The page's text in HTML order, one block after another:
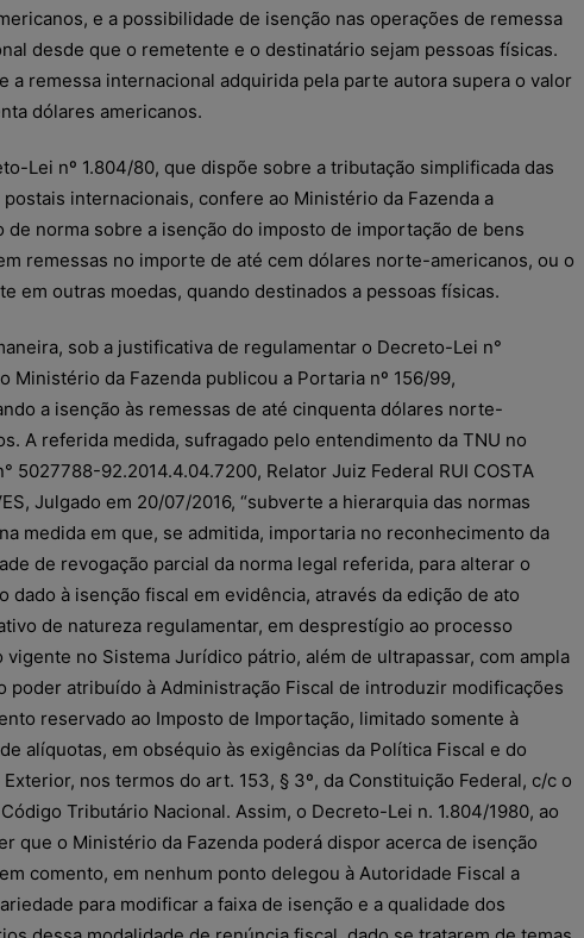
e a possibilidade de isenção nas operações de remessa
desde que o remetente e o destinatário sejam pessoas físicas.
a remessa internacional adquirida pela parte autora supera o valor
dólares americanos.
Lei nº 1.804/80, que dispõe sobre a tributação simplificada das
postais internacionais, confere ao Ministério da Fazenda a
de norma sobre a isenção do imposto de importação de bens
remessas no importe de até cem dólares norte-americanos, ou o
em outras moedas, quando destinados a pessoas físicas.
sob a justificativa de regulamentar o Decreto-Lei n°
Ministério da Fazenda publicou a Portaria nº 156/99,
a isenção às remessas de até cinquenta dólares norte-
A referida medida, sufragado pelo entendimento da TNU no
5027788-92.2014.4.04.7200, Relator Juiz Federal RUI COSTA
Julgado em 20/07/2016, “subverte a hierarquia das normas
medida em que, se admitida, importaria no reconhecimento da
de revogação parcial da norma legal referida, para alterar o
dado à isenção fiscal em evidência, através da edição de ato
de natureza regulamentar, em desprestígio ao processo
vigente no Sistema Jurídico pátrio, além de ultrapassar, com ampla
poder atribuído à Administração Fiscal de introduzir modificações
reservado ao Imposto de Importação, limitado somente à
alíquotas, em obséquio às exigências da Política Fiscal e do
nos termos do art. 153, § 3º, da Constituição Federal, c/c o
Tributário Nacional. Assim, o Decreto-Lei n. 1.804/1980, ao
que o Ministério da Fazenda poderá dispor acerca de isenção
comento, em nenhum ponto delegou à Autoridade Fiscal a
para modificar a faixa de isenção e a qualidade dos